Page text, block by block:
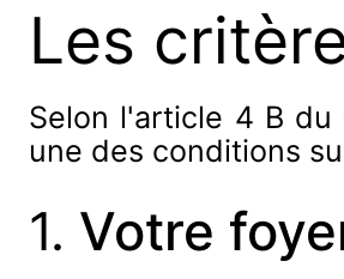
Les
Selon l'article 4 B du
une des conditions
1. Votre